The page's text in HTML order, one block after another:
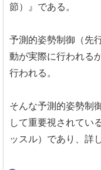
節）』である。
予測的姿勢制御（先
動が実際に行われる
行われる。
そんな予測的姿勢制
して重要視されてい
ッスル）であり、詳